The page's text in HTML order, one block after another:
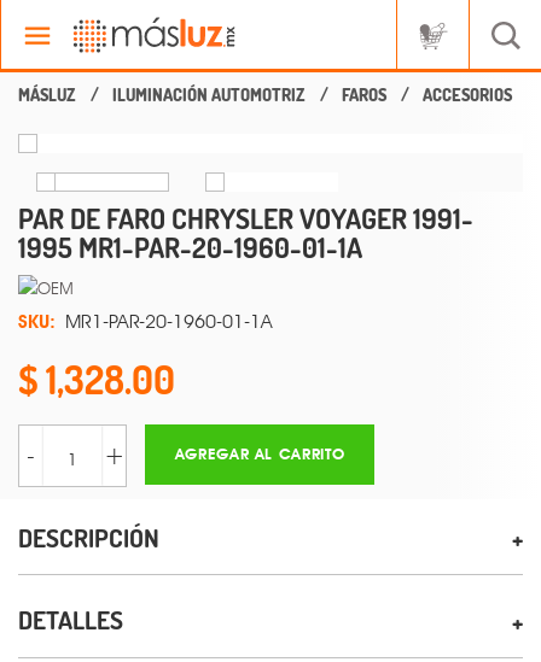
ILUMINACIÓN AUTOMOTRIZ FAROS ACCESORIOS
PAR DE FARO CHRYSLER VOYAGER 1991-
1995 MR1-PAR-20-1960-01-1A
SKU: MR1-PAR-20-1960-01-1A
1,328.00
- + AGREGAR AL CARRITO
DESCRIPCIÓN
DETALLES